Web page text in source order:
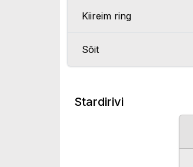
Kiireim ring
Sõit
Stardirivi